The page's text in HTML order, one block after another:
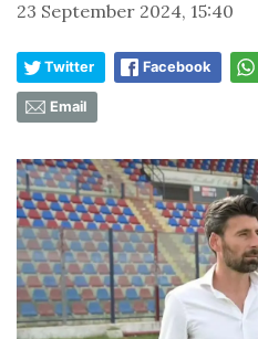
23 September 2024, 15:40
Twitter Facebook
Email